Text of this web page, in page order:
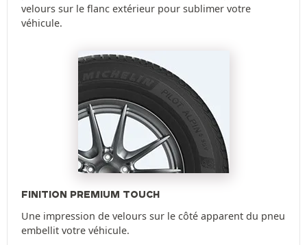
velours sur le flanc extérieur pour sublimer votre
véhicule.
FINITION PREMIUM TOUCH
Une impression de velours sur le côté apparent du pneu
embellit votre véhicule.